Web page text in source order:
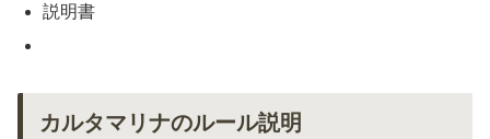
説明書
カルタマリナのルール説明